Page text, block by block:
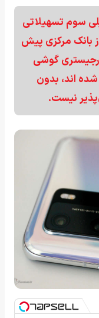
سوم تسهیلاتی
بانک مرکزی پیش
گوشی
اند، بدون
نیست.